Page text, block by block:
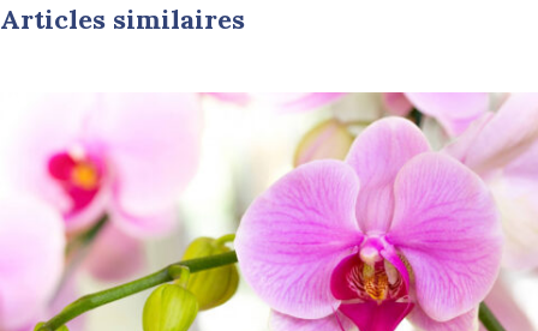
Articles similaires